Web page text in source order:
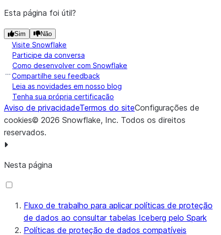
Esta página foi útil?
Sim Não
Visite Snowflake
Participe da conversa
Como desenvolver com Snowflake
Compartilhe seu feedback
Leia as novidades em nosso blog
Tenha sua própria certificação
Aviso de privacidadeTermos do siteConfigurações de
cookies© 2026 Snowflake, Inc. Todos os direitos
reservados.
Nesta página
Fluxo de trabalho para aplicar políticas de proteção
de dados ao consultar tabelas Iceberg pelo Spark
Políticas de proteção de dados compatíveis